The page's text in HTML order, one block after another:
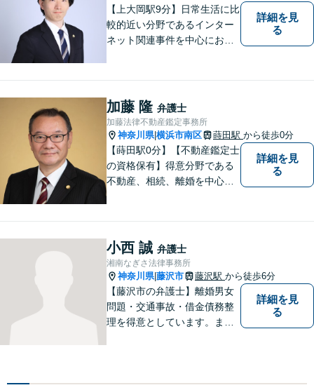
【上大岡駅9分】日常生活に比
較的近い分野であるインター
ネット関連事件を中心にお取
ルにて掲載情報のURL等をお
送りください。見込み、費用
等をご案内させていただきま
す。
詳細を見
る
加藤 隆 弁護士
加藤法律不動産鑑定事務所
神奈川県|横浜市南区 蒔田駅 から徒歩0分
【蒔田駅0分】【不動産鑑定士
の資格保有】得意分野である
不動産、相続、離婚を中心に
り添った弁護活動を目指しま
す。 お困りの方はぜひご相談
ください。
詳細を見
る
小西 誠 弁護士
湘南なぎさ法律事務所
神奈川県|藤沢市 藤沢駅 から徒歩6分
【藤沢市の弁護士】離婚男女
問題・交通事故・借金債務整
理を得意としています。ま
談ください。
詳細を見
る